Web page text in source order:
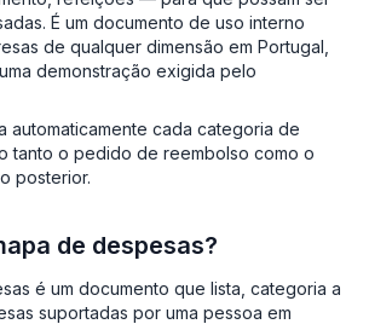
É um documento de uso interno
de qualquer dimensão em Portugal,
demonstração exigida pelo
automaticamente cada categoria de
tanto o pedido de reembolso como o
posterior.
de despesas?
é um documento que lista, categoria a
suportadas por uma pessoa em